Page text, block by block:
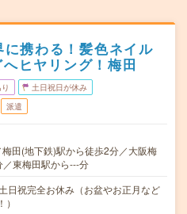
携わる！髪色ネイル
ヒヤリング！梅田
土日祝日が休み
派遣
田(地下鉄)駅から徒歩2分／大阪梅
東梅田駅から---分
日祝完全お休み（お盆やお正月など